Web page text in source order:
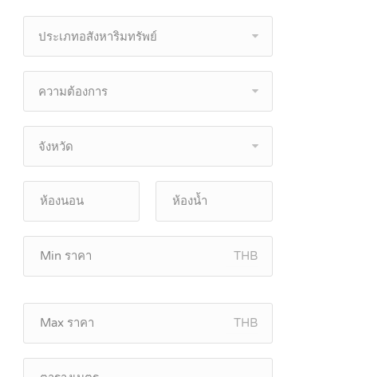
ประเภทอสังหาริมทรัพย์
ความต้องการ
จังหวัด
THB
THB